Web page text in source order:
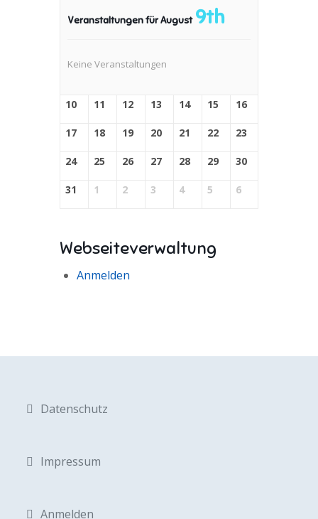
Veranstaltungen für August 9th
Keine Veranstaltungen
10 11 12 13 14 15 16
17 18 19 20 21 22 23
24 25 26 27 28 29 30
31 1 2 3 4 5 6
Webseiteverwaltung
Anmelden
Datenschutz
Impressum
Anmelden